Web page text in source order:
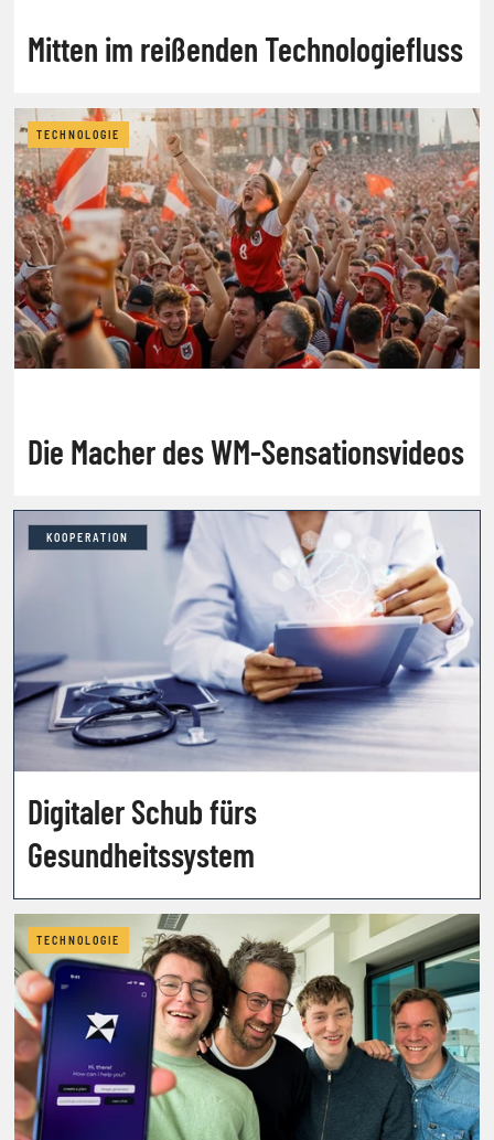
Mitten im reißenden Technologiefluss
TECHNOLOGIE
Die Macher des WM-Sensationsvideos
KOOPERATION
Digitaler Schub fürs
Gesundheitssystem
TECHNOLOGIE